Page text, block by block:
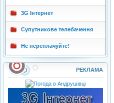
3G Інтернет
Супутникове телебачення
Не переплачуйте!
РЕКЛАМА